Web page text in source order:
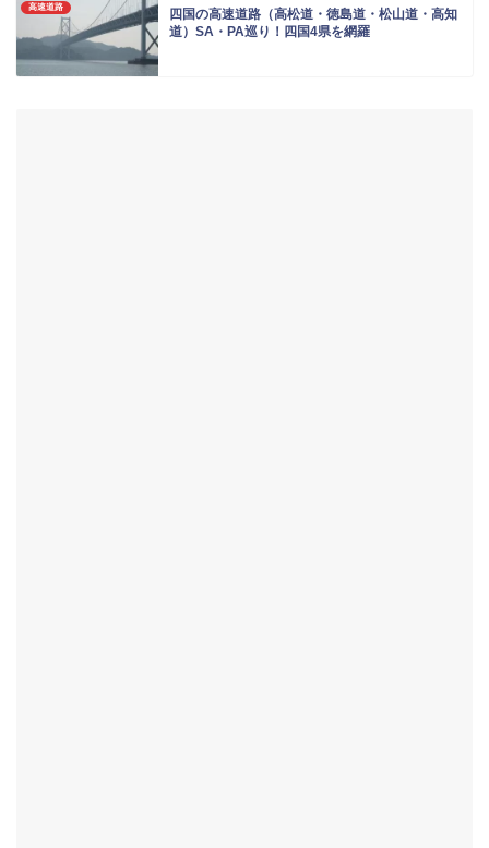
高速道路
四国の高速道路（高松道・徳島道・松山道・高知
道）SA・PA巡り！四国4県を網羅